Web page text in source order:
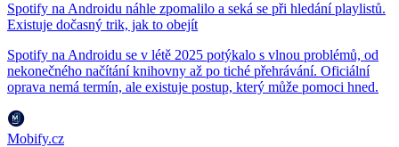
Spotify na Androidu náhle zpomalilo a seká se při hledání playlistů.
Existuje dočasný trik, jak to obejít
Spotify na Androidu se v létě 2025 potýkalo s vlnou problémů, od
nekonečného načítání knihovny až po tiché přehrávání. Oficiální
oprava nemá termín, ale existuje postup, který může pomoci hned.
Mobify.cz